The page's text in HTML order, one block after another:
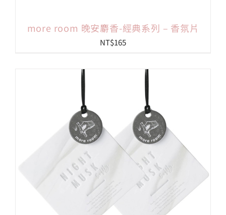
more room 晚安麝香-經典系列 – 香氛片
NT$165